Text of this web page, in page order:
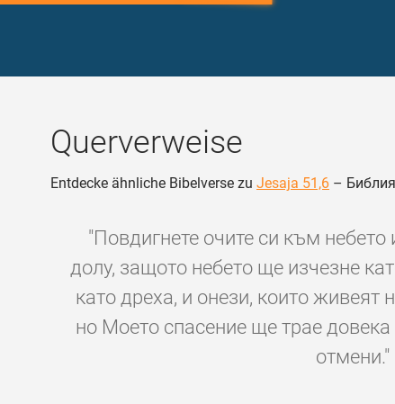
Querverweise
Entdecke ähnliche Bibelverse zu Jesaja 51,6 –
"Повдигнете очите си към
долу, защото небето ще изчезне
като дреха, и онези, които живеят
но Моето спасение ще трае
отмени."